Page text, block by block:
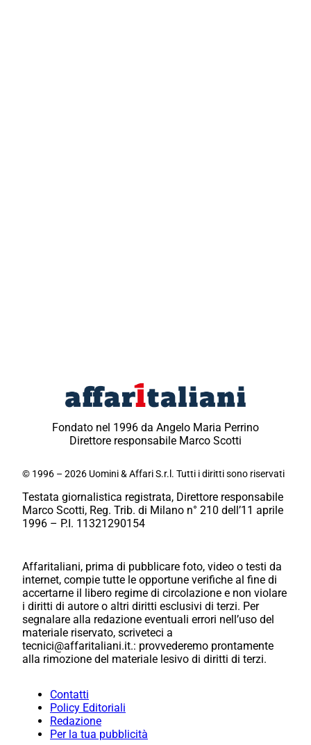
Fondato nel 1996 da Angelo Maria Perrino
Direttore responsabile Marco Scotti
© 1996 – 2026 Uomini & Affari S.r.l. Tutti i diritti sono riservati
Testata giornalistica registrata, Direttore responsabile
Marco Scotti, Reg. Trib. di Milano n° 210 dell’11 aprile
1996 – P.I. 11321290154
Affaritaliani, prima di pubblicare foto, video o testi da
internet, compie tutte le opportune verifiche al fine di
accertarne il libero regime di circolazione e non violare
i diritti di autore o altri diritti esclusivi di terzi. Per
segnalare alla redazione eventuali errori nell’uso del
materiale riservato, scriveteci a
tecnici@affaritaliani.it.: provvederemo prontamente
alla rimozione del materiale lesivo di diritti di terzi.
Contatti
Policy Editoriali
Redazione
Per la tua pubblicità